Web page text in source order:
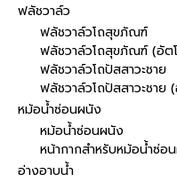
ฟลัชวาล์ว
ฟลัชวาล์วโถสุขภัณฑ์
ฟลัชวาล์วโถสุขภัณฑ์ (อัต
ฟลัชวาล์วโถปัสสาวะชาย
ฟลัชวาล์วโถปัสสาวะชาย
หม้อน้ำซ่อนผนัง
หม้อน้ำซ่อนผนัง
หน้ากากสำหรับหม้อน้ำซ่อ
อ่างอาบน้ำ